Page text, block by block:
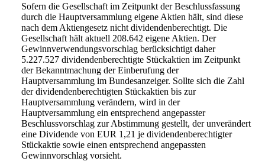
Sofern die Gesellschaft im Zeitpunkt der Beschlussfassung
durch die Hauptversammlung eigene Aktien hält, sind diese
nach dem Aktiengesetz nicht dividendenberechtigt. Die
Gesellschaft hält aktuell 208.642 eigene Aktien. Der
Gewinnverwendungsvorschlag berücksichtigt daher
5.227.527 dividendenberechtigte Stückaktien im Zeitpunkt
der Bekanntmachung der Einberufung der
Hauptversammlung im Bundesanzeiger. Sollte sich die Zahl
der dividendenberechtigten Stückaktien bis zur
Hauptversammlung verändern, wird in der
Hauptversammlung ein entsprechend angepasster
Beschlussvorschlag zur Abstimmung gestellt, der unverändert
eine Dividende von EUR 1,21 je dividendenberechtigter
Stückaktie sowie einen entsprechend angepassten
Gewinnvorschlag vorsieht.